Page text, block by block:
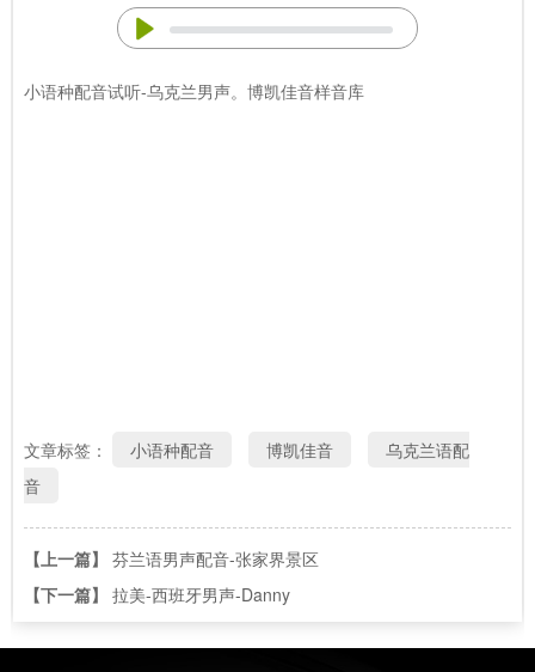
小语种配音试听-乌克兰男声。博凯佳音样音库
文章标签： 小语种配音 博凯佳音
乌克兰语配
音
【上一篇】 芬兰语男声配音-张家界景区
【下一篇】 拉美-西班牙男声-Danny